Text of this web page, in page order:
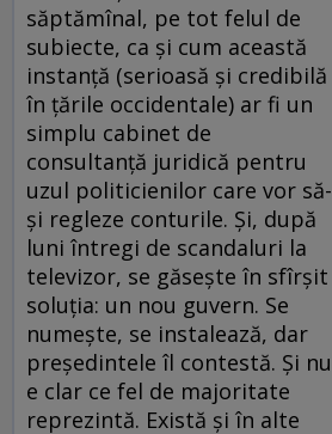
săptămînal, pe tot felul de
subiecte, ca şi cum această
instanţă (serioasă şi credibilă
în ţările occidentale) ar fi un
simplu cabinet de
consultanţă juridică pentru
uzul politicienilor care vor să-
şi regleze conturile. Şi, după
luni întregi de scandaluri la
televizor, se găseşte în sfîrşit
soluţia: un nou guvern. Se
numeşte, se instalează, dar
preşedintele îl contestă. Şi nu
e clar ce fel de majoritate
reprezintă. Există şi în alte